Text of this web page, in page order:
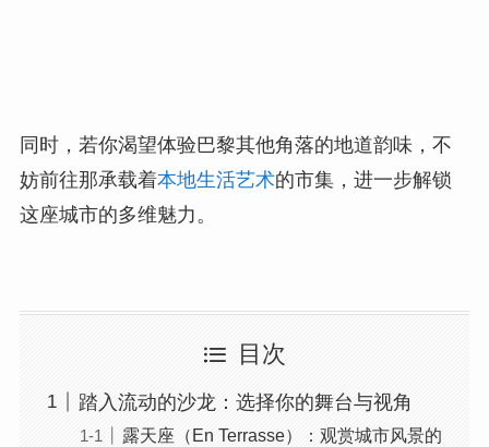
同时，若你渴望体验巴黎其他角落的地道韵味，不
妨前往那承载着本地生活艺术的市集，进一步解锁
这座城市的多维魅力。
目次
踏入流动的沙龙：选择你的舞台与视角
露天座（En Terrasse）：观赏城市风景的